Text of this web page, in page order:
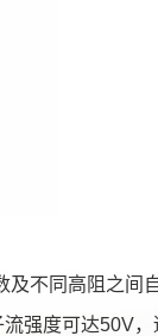
及不同高阻之间
强度可达50V